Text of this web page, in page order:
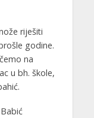
riješiti
godine.
na
u bh. škole,